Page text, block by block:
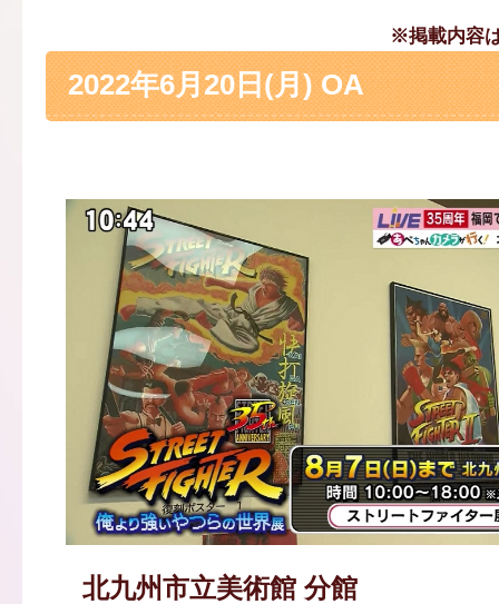
※掲載内容
2022年6月20日(月) OA
北九州市立美術館 分館